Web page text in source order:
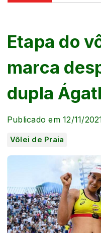
Etapa do
marca
dupla
Publicado em 12/11/
Vôlei de Praia